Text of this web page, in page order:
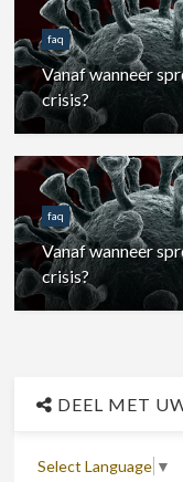
faq
Vanaf wanneer
crisis?
faq
Vanaf wanneer
crisis?
DEEL MET
Select Language ▼